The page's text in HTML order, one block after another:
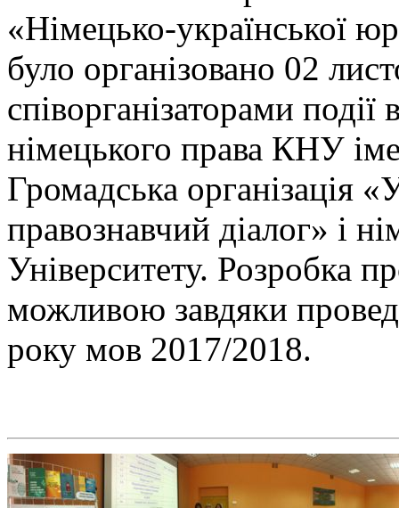
«Німецько-української
було організовано 02
співорганізаторами
німецького права КНУ
Громадська організація
правознавчий діалог» і
Університету. Розробка
можливою завдяки
року мов 2017/2018.